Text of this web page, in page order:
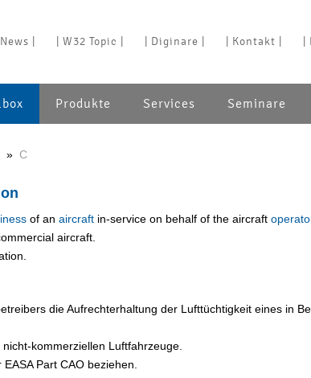
| News | | W32 Topic | | Diginare | | Kontakt |
Produkte Services Seminare
» C
of an aircraft in-service on behalf of the aircraft
aircraft.
die Aufrechterhaltung der Lufttüchtigkeit eines in
kommerziellen Luftfahrzeuge.
Part CAO beziehen.